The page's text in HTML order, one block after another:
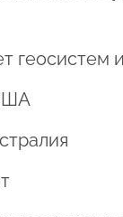
геосистем